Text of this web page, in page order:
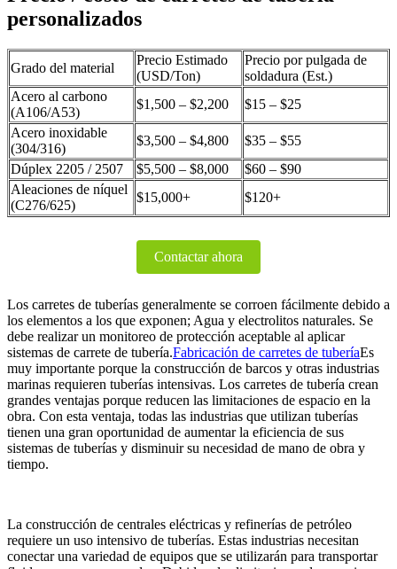
personalizados
Grado del material
Precio Estimado
(USD/Ton)
Precio por pulgada de
soldadura (Est.)
Acero al carbono
(A106/A53)
$1,500 – $2,200
$15 – $25
Acero inoxidable
(304/316)
$3,500 – $4,800
$35 – $55
Dúplex 2205 / 2507
$5,500 – $8,000
$60 – $90
Aleaciones de níquel
(C276/625)
$15,000+ $120+
Contactar ahora
Los carretes de tuberías generalmente se corroen fácilmente debido a
los elementos a los que exponen; Agua y electrolitos naturales. Se
debe realizar un monitoreo de protección aceptable al aplicar
sistemas de carrete de tubería.Fabricación de carretes de tuberíaEs
muy importante porque la construcción de barcos y otras industrias
marinas requieren tuberías intensivas. Los carretes de tubería crean
grandes ventajas porque reducen las limitaciones de espacio en la
obra. Con esta ventaja, todas las industrias que utilizan tuberías
tienen una gran oportunidad de aumentar la eficiencia de sus
sistemas de tuberías y disminuir su necesidad de mano de obra y
tiempo.
La construcción de centrales eléctricas y refinerías de petróleo
requiere un uso intensivo de tuberías. Estas industrias necesitan
conectar una variedad de equipos que se utilizarán para transportar